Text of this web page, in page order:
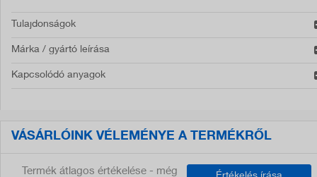
Tulajdonságok
Márka / gyártó leírása
Kapcsolódó anyagok
VÁSÁRLÓINK VÉLEMÉNYE A TERMÉKRŐL
Termék átlagos értékelése - még